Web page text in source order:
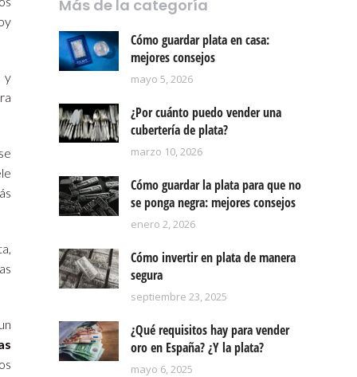
y
Más de la categoría
Cómo guardar plata en casa:
mejores consejos
mayo 5, 2026
¿Por cuánto puedo vender una
cubertería de plata?
marzo 10, 2026
Cómo guardar la plata para que no
se ponga negra: mejores consejos
enero 2, 2026
Cómo invertir en plata de manera
segura
septiembre 23, 2025
¿Qué requisitos hay para vender
oro en España? ¿Y la plata?
mayo 6, 2025